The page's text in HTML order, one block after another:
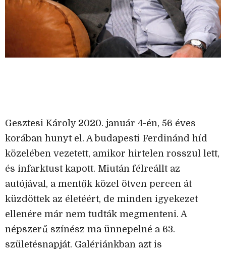
Gesztesi Károly 2020. január 4-én, 56 éves
korában hunyt el. A budapesti Ferdinánd híd
közelében vezetett, amikor hirtelen rosszul lett,
és infarktust kapott. Miután félreállt az
autójával, a mentők közel ötven percen át
küzdöttek az életéért, de minden igyekezet
ellenére már nem tudták megmenteni. A
népszerű színész ma ünnepelné a 63.
születésnapját. Galériánkban azt is